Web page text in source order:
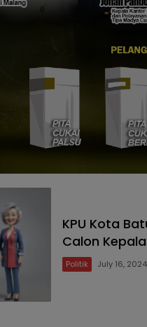
KPU Kota
Calon
Politik July 16, 2024